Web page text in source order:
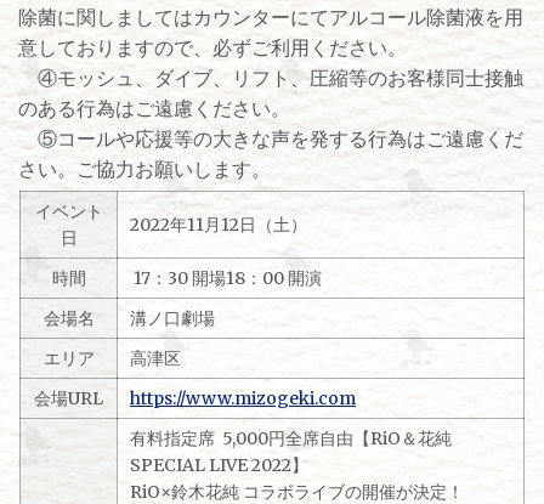
除菌に関しましてはカウンターにてアルコール除菌液を用
意しておりますので、必ずご利用ください。
④モッシュ、ダイブ、リフト、圧縮等のお客様同士接触
のある行為はご遠慮ください。
⑤コールや応援等の大きな声を発する行為はご遠慮くだ
さい。ご協力お願いします。
イベント
日
2022年11月12日（土）
時間
17：30 開場18：00 開演
会場名
溝ノ口劇場
エリア
高津区
会場URL
https://www.mizogeki.com
有料指定席 5,000円全席自由​【RiO＆花純
SPECIAL LIVE 2022】
RiO×鈴木花純 コラボライブの開催が決定！